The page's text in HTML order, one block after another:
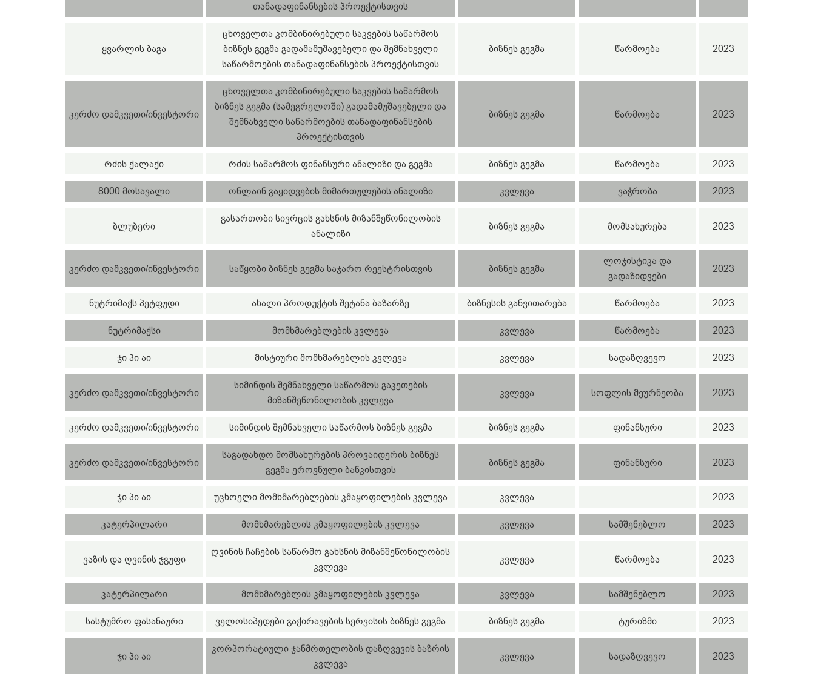
თანადაფინანსების პროექტისთვის
ყვარლის ბაგა
ცხოველთა კომბინირებული საკვების საწარმოს
ბიზნეს გეგმა გადამამუშავებელი და შემნახველი
საწარმოების თანადაფინანსების პროექტისთვის
ბიზნეს გეგმა წარმოება 2023
კერძო დამკვეთი/ინვესტორი
ცხოველთა კომბინირებული საკვების საწარმოს
ბიზნეს გეგმა (სამეგრელოში) გადამამუშავებელი და
შემნახველი საწარმოების თანადაფინანსების
პროექტისთვის
ბიზნეს გეგმა წარმოება 2023
რძის ქალაქი რძის საწარმოს ფინანსური ანალიზი და გეგმა ბიზნეს გეგმა წარმოება 2023
8000 მოსავალი ონლაინ გაყიდვების მიმართულების ანალიზი კვლევა ვაჭრობა 2023
ბლუბერი
გასართობი სივრცის გახსნის მიზანშეწონილობის
ანალიზი
ბიზნეს გეგმა მომსახურება 2023
კერძო დამკვეთი/ინვესტორი საწყობი ბიზნეს გეგმა საჯარო რეესტრისთვის ბიზნეს გეგმა
ლოჯისტიკა და
გადაზიდვები
2023
ნუტრიმაქს პეტფუდი ახალი პროდუქტის შეტანა ბაზარზე ბიზნესის განვითარება წარმოება 2023
ნუტრიმაქსი მომხმარებლების კვლევა კვლევა წარმოება 2023
ჯი პი აი მისტიური მომხმარებლის კვლევა კვლევა სადაზღვევო 2023
კერძო დამკვეთი/ინვესტორი
სიმინდის შემნახველი საწარმოს გაკეთების
მიზანშეწონილობის კვლევა
კვლევა სოფლის მეურნეობა 2023
კერძო დამკვეთი/ინვესტორი სიმინდის შემნახველი საწარმოს ბიზნეს გეგმა ბიზნეს გეგმა ფინანსური 2023
კერძო დამკვეთი/ინვესტორი
საგადახდო მომსახურების პროვაიდერის ბიზნეს
გეგმა ეროვნული ბანკისთვის
ბიზნეს გეგმა ფინანსური 2023
ჯი პი აი უცხოელი მომხმარებლების კმაყოფილების კვლევა კვლევა 2023
კატერპილარი მომხმარებლის კმაყოფილების კვლევა კვლევა სამშენებლო 2023
ვაზის და ღვინის ჯგუფი
ღვინის ჩაჩების საწარმო გახსნის მიზანშეწონილობის
კვლევა
კვლევა წარმოება 2023
კატერპილარი მომხმარებლის კმაყოფილების კვლევა კვლევა სამშენებლო 2023
სასტუმრო ფასანაური ველოსიპედები გაქირავების სერვისის ბიზნეს გეგმა ბიზნეს გეგმა ტურიზმი 2023
ჯი პი აი
კორპორატიული ჯანმრთელობის დაზღვევის ბაზრის
კვლევა
კვლევა სადაზღვევო 2023